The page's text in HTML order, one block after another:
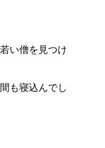
い僧を見つけ
も寝込んでし